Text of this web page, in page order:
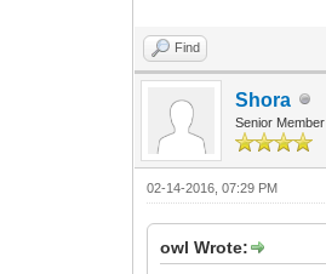
Find
Shora
Senior Member
02-14-2016, 07:29 PM
owl Wrote: